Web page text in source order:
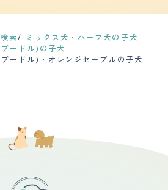
の日はいきません。長さも決めてお
お出かけしています。 【お手
体が6ｍｍのバリカンでお願いして
しているので2～3㎝くらいでしょ
発覚しましたが、日々の予防で普
おり、悪化もしていないようです。
です。玄関で物音がしたときはどう
行なっていませんが、毎月ノミ、
もらうために動物病院に通ってい
プのホームページで自宅から2時間
のためお留守番を
がお迎えの翌日からちゃんとお留守
き込むことがあり、おやつをあげ
に気をつける。 垂れ耳のため、
の中が荒れてしまう。耳の薬で数週
ちんと行けていれば家の中で走り回
しいことはボールの取ってこい遊び
。マルプーの中にはプードルに似て
索
ミックス犬・ハーフ犬の子犬
ードル)の子犬
ードル)・オレンジセーブルの子犬